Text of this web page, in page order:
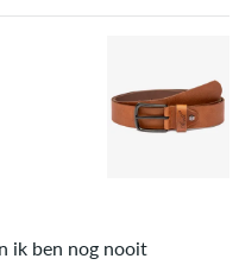
ik ben nog nooit